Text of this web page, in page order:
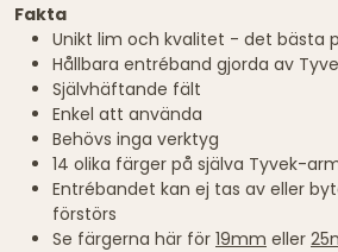
Fakta
Unikt lim och kvalitet - det bästa
Hållbara entréband gjorda av
Självhäftande fält
Enkel att använda
Behövs inga verktyg
14 olika färger på själva Tyvek-
Entrébandet kan ej tas av eller
förstörs
Se färgerna här för 19mm eller